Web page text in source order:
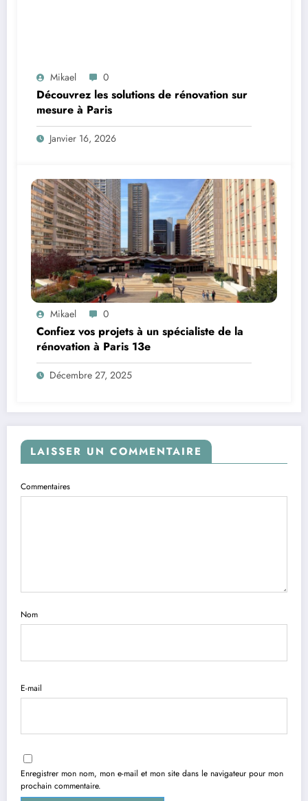
Mikael 0
Découvrez les solutions de rénovation sur
mesure à Paris
Janvier 16, 2026
Mikael 0
Confiez vos projets à un spécialiste de la
rénovation à Paris 13e
Décembre 27, 2025
LAISSER UN COMMENTAIRE
Commentaires
Nom
E-mail
Enregistrer mon nom, mon e-mail et mon site dans le navigateur pour mon
prochain commentaire.